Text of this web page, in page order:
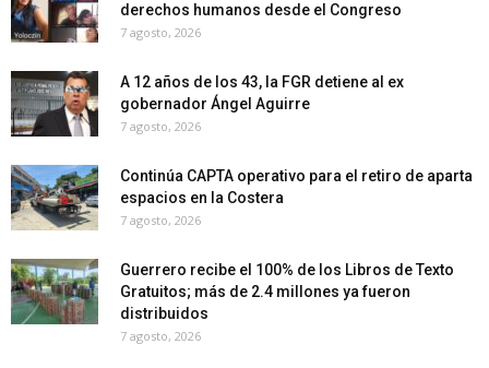
derechos humanos desde el Congreso
7 agosto, 2026
A 12 años de los 43, la FGR detiene al ex
gobernador Ángel Aguirre
7 agosto, 2026
Continúa CAPTA operativo para el retiro de aparta
espacios en la Costera
7 agosto, 2026
Guerrero recibe el 100% de los Libros de Texto
Gratuitos; más de 2.4 millones ya fueron
distribuidos
7 agosto, 2026